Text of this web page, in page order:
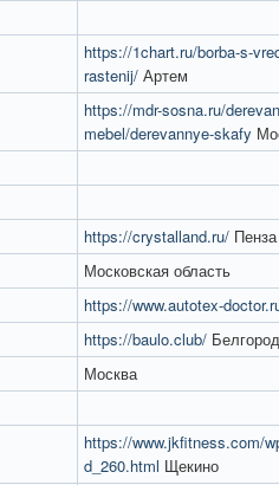
https://1chart.ru/borba-s-
rastenij/ Артем
https://mdr-sosna.ru/
mebel/derevannye-skafy
https://crystalland.ru/ Пенза
Московская область
https://www.autotex-
https://baulo.club/ Белгород
Москва
https://www.jkfitness.com/
d_260.html Щекино